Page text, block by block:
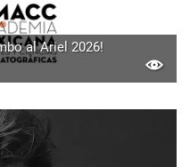
al Ariel 2026!